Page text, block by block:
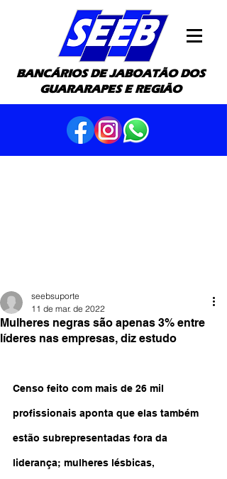
BANCÁRIOS DE JABOATÃO DOS
GUARARAPES E REGIÃO
Mulheres negras são apenas 3% entre
líderes nas empresas, diz estudo
seebsuporte
11 de mar. de 2022
Censo feito com mais de 26 mil
profissionais aponta que elas também
estão subrepresentadas fora da
liderança; mulheres lésbicas,